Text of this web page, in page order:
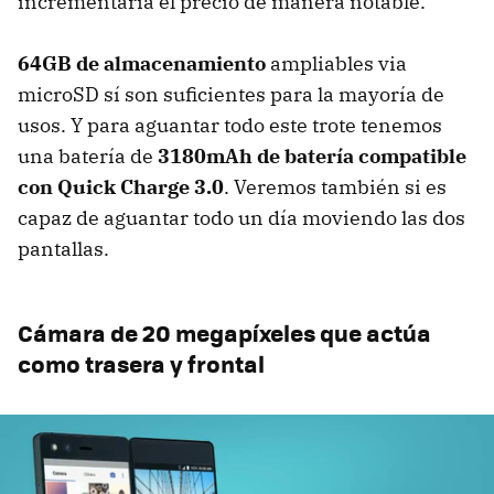
64GB de almacenamiento ampliables via
microSD sí son suficientes para la mayoría de
usos. Y para aguantar todo este trote tenemos
una batería de 3180mAh de batería compatible
con Quick Charge 3.0. Veremos también si es
capaz de aguantar todo un día moviendo las dos
pantallas.
Cámara de 20 megapíxeles que actúa
como trasera y frontal